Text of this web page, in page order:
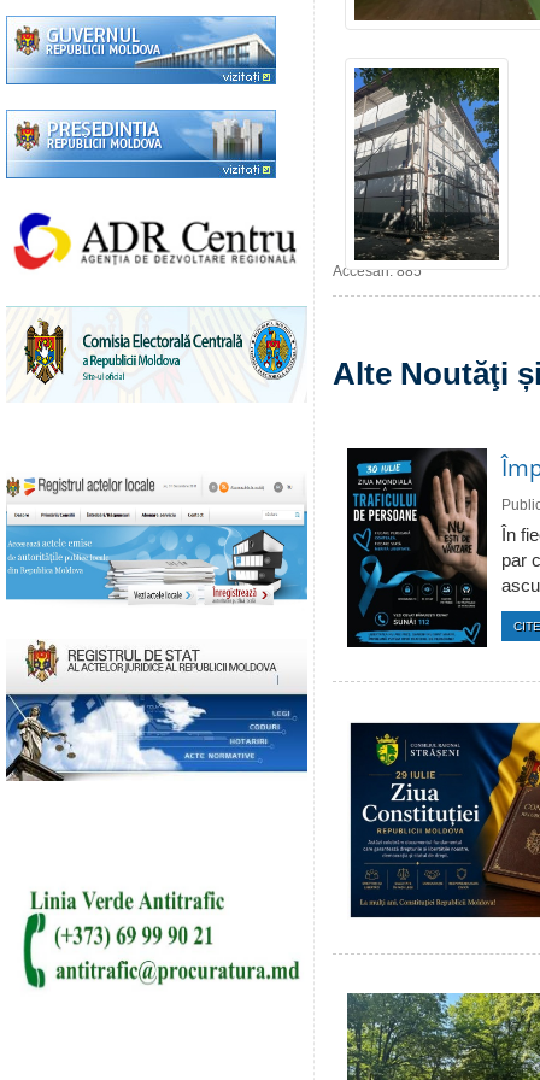
Accesări: 885
Alte Noutăţi
În
par